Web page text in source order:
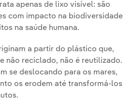
apenas de lixo visível: são
com impacto na biodiversidade
na saúde humana.
a partir do plástico que,
não reciclado, não é reutilizado.
se deslocando para os mares,
os erodem até transformá-los